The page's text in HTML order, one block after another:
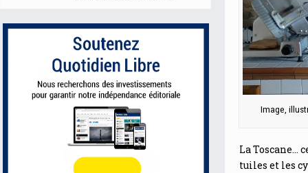
Image,
La Toscane…
tuiles et les